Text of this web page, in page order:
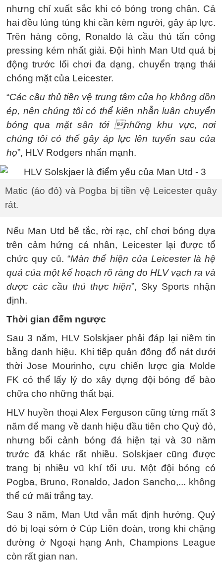
nhưng chỉ xuất sắc khi có bóng trong chân. Cả
hai đều lúng túng khi cần kèm người, gây áp lực.
Trên hàng công, Ronaldo là cầu thủ tấn công
pressing kém nhất giải. Đội hình Man Utd quá bị
động trước lối chơi đa dạng, chuyển trạng thái
chóng mặt của Leicester.
“Các cầu thủ tiền vệ trung tâm của họ không dồn
ép, nên chúng tôi có thể kiên nhẫn luân chuyển
bóng qua mặt sân tới những khu vực, nơi
chúng tôi có thể gây áp lực lên tuyến sau của
họ”, HLV Rodgers nhấn mạnh.
Matic (áo đỏ) và Pogba bị tiền vệ Leicester quây
rát.
Nếu Man Utd bế tắc, rời rạc, chỉ chơi bóng dựa
trên cảm hứng cá nhân, Leicester lại được tổ
chức quy củ. “Màn thể hiện của Leicester là hệ
quả của một kế hoạch rõ ràng do HLV vạch ra và
được các cầu thủ thực hiện”, Sky Sports nhận
định.
Thời gian đếm ngược
Sau 3 năm, HLV Solskjaer phải đáp lại niềm tin
bằng danh hiệu. Khi tiếp quản đống đổ nát dưới
thời Jose Mourinho, cựu chiến lược gia Molde
FK có thể lấy lý do xây dựng đội bóng để bào
chữa cho những thất bại.
HLV huyền thoại Alex Ferguson cũng từng mất 3
năm để mang về danh hiệu đầu tiên cho Quỷ đỏ,
nhưng bối cảnh bóng đá hiện tại và 30 năm
trước đã khác rất nhiều. Solskjaer cũng được
trang bị nhiều vũ khí tối ưu. Một đội bóng có
Pogba, Bruno, Ronaldo, Jadon Sancho,... không
thể cứ mãi trắng tay.
Sau 3 năm, Man Utd vẫn mất định hướng. Quỷ
đỏ bị loại sớm ở Cúp Liên đoàn, trong khi chặng
đường ở Ngoại hạng Anh, Champions League
còn rất gian nan.